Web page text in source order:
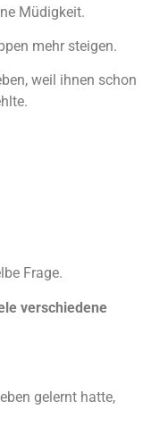
Müdigkeit.
mehr steigen.
weil ihnen schon
Frage.
verschiedene
gelernt hatte,